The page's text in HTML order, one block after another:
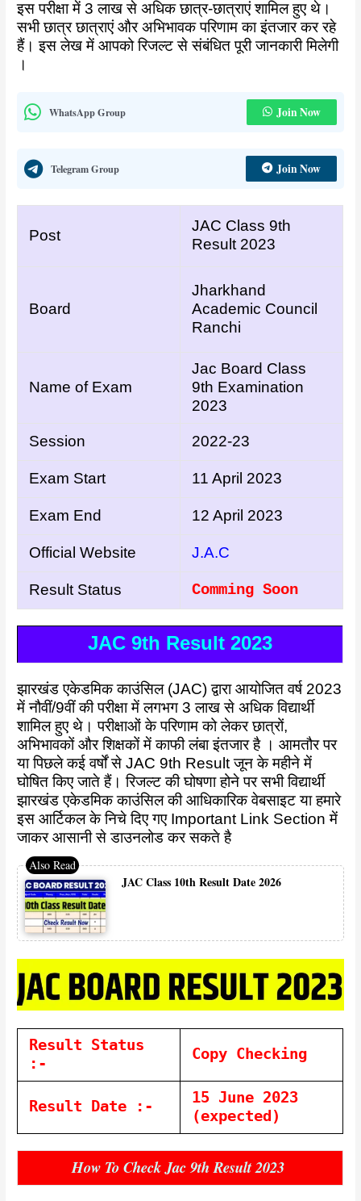
इस परीक्षा में 3 लाख से अधिक छात्र-छात्राएं शामिल हुए थे।
सभी छात्र छात्राएं और अभिभावक परिणाम का इंतजार कर रहे
हैं। इस लेख में आपको रिजल्ट से संबंधित पूरी जानकारी मिलेगी
।
WhatsApp Group Join Now
Telegram Group Join Now
Post
JAC Class 9th
Result 2023
Board
Jharkhand
Academic Council
Ranchi
Name of Exam
Jac Board Class
9th Examination
2023
Session 2022-23
Exam Start 11 April 2023
Exam End 12 April 2023
Official Website J.A.C
Result Status Comming Soon
JAC 9th Result 2023
झारखंड एकेडमिक काउंसिल (JAC) द्वारा आयोजित वर्ष 2023
में नौवीं/9वीं की परीक्षा में लगभग 3 लाख से अधिक विद्यार्थी
शामिल हुए थे। परीक्षाओं के परिणाम को लेकर छात्रों,
अभिभावकों और शिक्षकों में काफी लंबा इंतजार है । आमतौर पर
या पिछले कई वर्षों से JAC 9th Result जून के महीने में
घोषित किए जाते हैं। रिजल्ट की घोषणा होने पर सभी विद्यार्थी
झारखंड एकेडमिक काउंसिल की आधिकारिक वेबसाइट या हमारे
इस आर्टिकल के निचे दिए गए Important Link Section में
जाकर आसानी से डाउनलोड कर सकते है
JAC Class 10th Result Date 2026
Result Status
:-
Copy Checking
Result Date :-
15 June 2023
(expected)
How To Check Jac 9th Result 2023